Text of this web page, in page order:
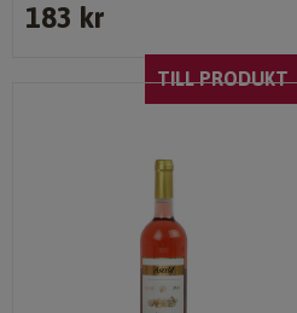
183 kr
TILL PRODUKT